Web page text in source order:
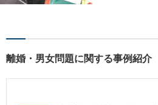
トナー」として
ご相談ください。
離婚・男女問題に関する事例紹介